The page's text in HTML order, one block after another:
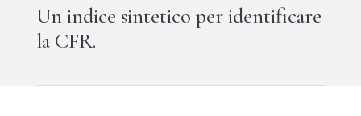
Un indice sintetico per identificare
la CFR.